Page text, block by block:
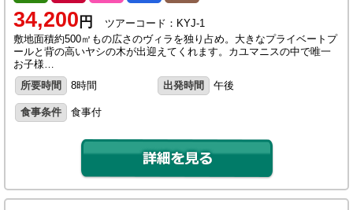
34,200 円
ツアーコード：KYJ-1
敷地面積約500㎡もの広さのヴィラを独り占め。大きなプライベートプ
ールと背の高いヤシの木が出迎えてくれます。カユマニスの中で唯一
お子様…
所要時間
8時間 出発時間 午後
食事条件 食事付